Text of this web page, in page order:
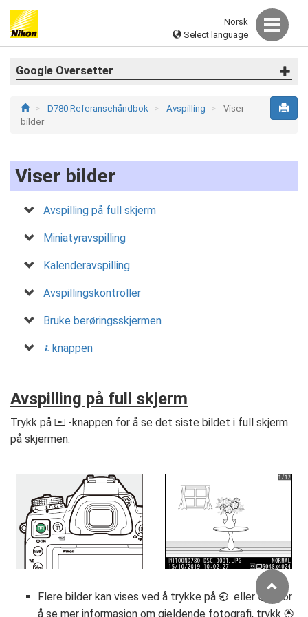
Norsk
Select language
Google Oversetter
D780 Referansehåndbok Avspilling
Viser
bilder
Viser bilder
Avspilling på full skjerm
Miniatyravspilling
Kalenderavspilling
Avspillingskontroller
Bruke berøringsskjermen
i knappen
Avspilling på full skjerm
Trykk på K -knappen for å se det siste bildet i full skjerm
på skjermen.
Flere bilder kan vises ved å trykke på 4 eller2
; for
å se mer informasjon om gjeldende fotografi, trykk 1